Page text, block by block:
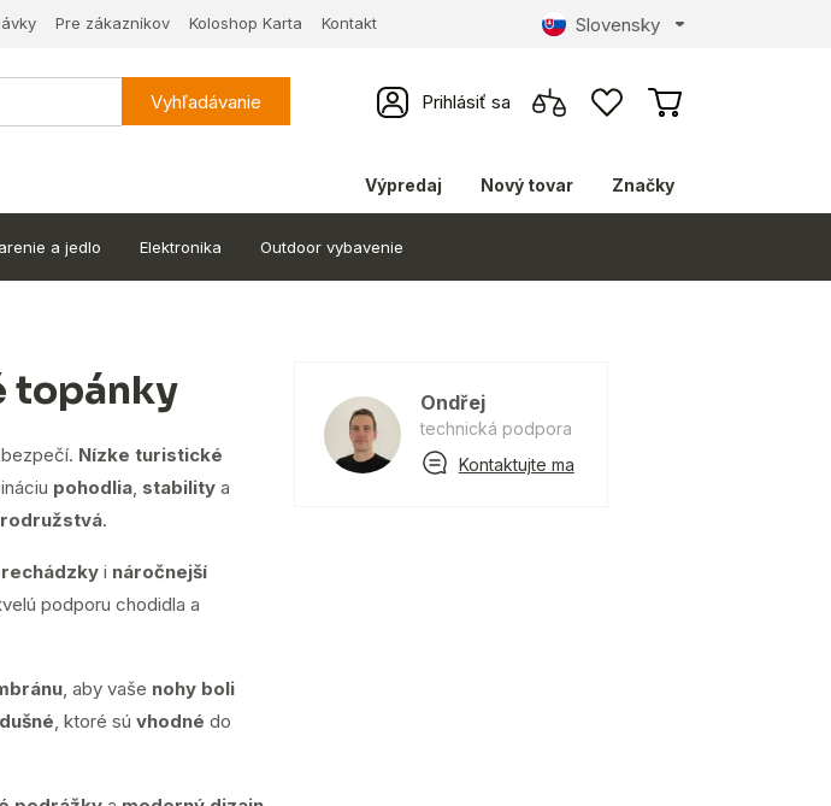
Pre zákazníkov Koloshop Karta Kontakt Slovensky
Vyhľadávanie Prihlásiť sa
Výpredaj Nový tovar Značky
a jedlo Elektronika Outdoor vybavenie
topánky
Nízke turistické
pohodlia, stability a
.
i náročnejší
podporu chodidla a
, aby vaše nohy boli
, ktoré sú vhodné do
Ondřej
technická podpora
Kontaktujte ma